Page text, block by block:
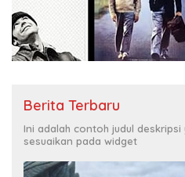
Berita Terbaru
Ini adalah contoh judul
sesuaikan pada widget